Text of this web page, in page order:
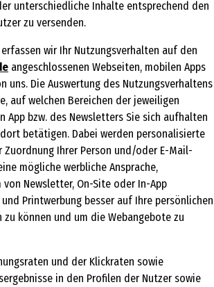
unterschiedliche Inhalte entsprechend den
zu versenden.
wir Ihr Nutzungsverhalten auf den
angeschlossenen Webseiten, mobilen Apps
uns. Die Auswertung des Nutzungsverhaltens
auf welchen Bereichen der jeweiligen
App bzw. des Newsletters Sie sich aufhalten
betätigen. Dabei werden personalisierte
Zuordnung Ihrer Person und/oder E-Mail-
mögliche werbliche Ansprache,
von Newsletter, On-Site oder In-App
Printwerbung besser auf Ihre persönlichen
können und um die Webangebote zu
und der Klickraten sowie
in den Profilen der Nutzer sowie